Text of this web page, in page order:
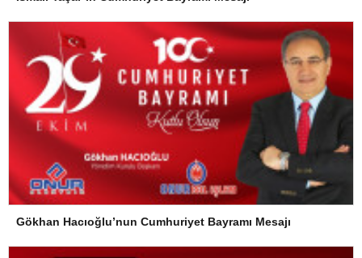
Gökhan Hacıoğlu’nun Cumhuriyet Bayramı Mesajı